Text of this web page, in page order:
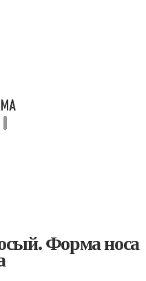
Форма носа